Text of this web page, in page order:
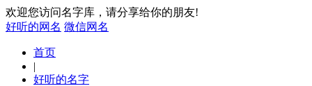
欢迎您访问名字库，请分享给你的朋友!
好听的网名 微信网名
首页
|
好听的名字